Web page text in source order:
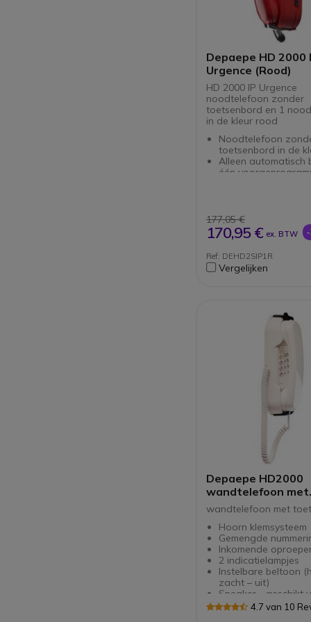
Depaepe HD 2000
Urgence (Rood)
HD 2000 IP Urgence
noodtelefoon zonder
toetsenbord en 1
in de kleur rood
Noodtelefoon
toetsenbord in de
Alleen automatisch
één
PoE
Zonder externe
(optioneel)
Ook verkrijgbaar
en wit
177,05 €
170,95 € ex. BTW
Ref: DEHD2SIP1R
Vergelijken
Depaepe HD2000
wandtelefoon met
toetsenbord (wit)
wandtelefoon met
Hoorn klemsysteem
Gemengde
Inkomende
2 indicatielampjes
Instelbare beltoon
zacht – uit)
Speaker - geschikt
groepsluisteren
4.7 van 10